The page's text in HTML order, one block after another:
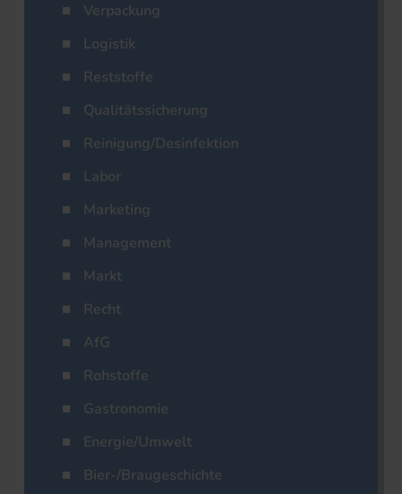
Verpackung
Logistik
Reststoffe
Qualitätssicherung
Reinigung/Desinfektion
Labor
Marketing
Management
Markt
Recht
AfG
Rohstoffe
Gastronomie
Energie/Umwelt
Bier-/Braugeschichte